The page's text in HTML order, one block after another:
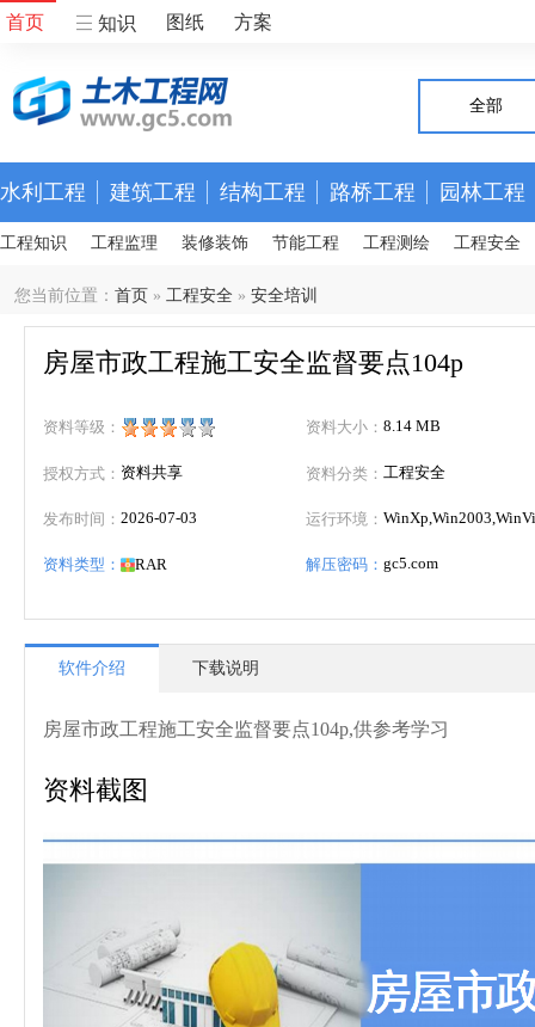
首页 知识 图纸 方案
全部
水利工程 建筑工程 结构工程 路桥工程 园林工程
工程知识 工程监理 装修装饰 节能工程 工程测绘 工程安全
您当前位置： 首页 » 工程安全 » 安全培训
房屋市政工程施工安全监督要点104p
资料等级：
授权方式： 资料共享
发布时间： 2026-07-03
资料类型： RAR
资料大小： 8.14 MB
资料分类： 工程安全
运行环境：
解压密码： gc5.com
软件介绍 下载说明
房屋市政工程施工安全监督要点104p,供参考学习
资料截图